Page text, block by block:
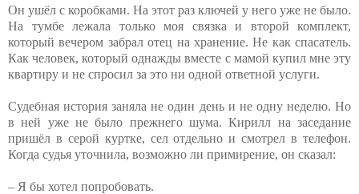
Он ушёл с коробками. На этот раз ключей у него уже не было.
На тумбе лежала только моя связка и второй комплект,
который вечером забрал отец на хранение. Не как спасатель.
Как человек, который однажды вместе с мамой купил мне эту
квартиру и не спросил за это ни одной ответной услуги.
Судебная история заняла не один день и не одну неделю. Но
в ней уже не было прежнего шума. Кирилл на заседание
пришёл в серой куртке, сел отдельно и смотрел в телефон.
Когда судья уточнила, возможно ли примирение, он сказал:
– Я бы хотел попробовать.